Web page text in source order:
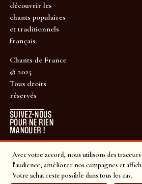
Avec votre accord, nous utilisons des
l'audience, améliorer nos campagnes et
Votre achat reste possible dans tous les cas.
découvrir les
chants populaires
et traditionnels
français.
Chants de France
© 2025
Tous droits
réservés
SUIVEZ-NOUS
POUR NE RIEN
MANQUER !